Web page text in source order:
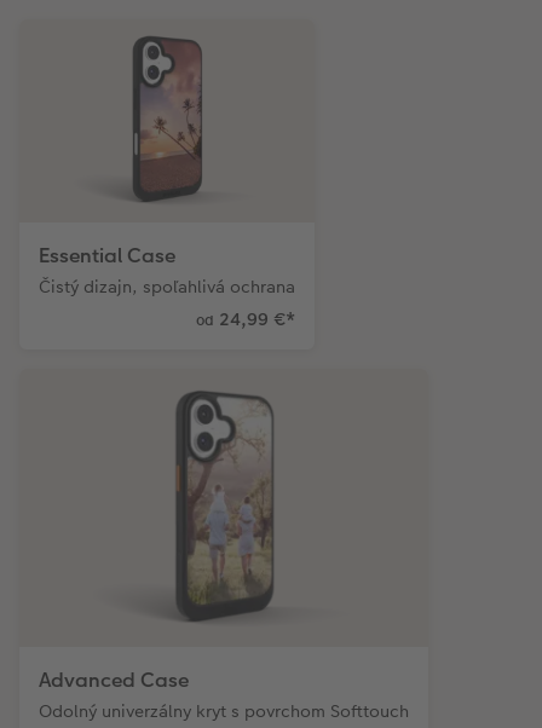
Novinky
Essential Case
Čistý dizajn, spoľahlivá ochrana
od 24,99 €*
Advanced Case
Odolný univerzálny kryt s povrchom Softtouch